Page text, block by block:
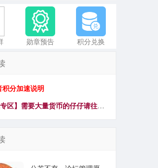
勋章预告 积分兑换
积分加速说明
【游戏专区】需要大量货币的仔仔请往这里瞧